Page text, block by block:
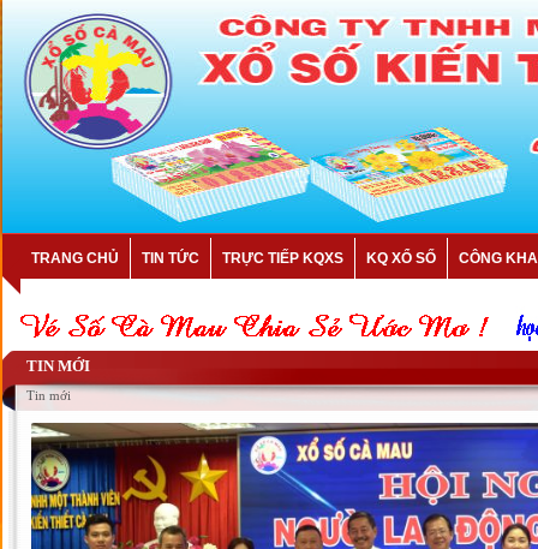
TRANG CHỦ TIN TỨC TRỰC TIẾP KQXS KQ XỔ SỐ CÔNG
TIN MỚI
Tin mới